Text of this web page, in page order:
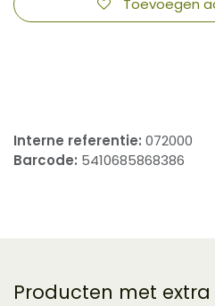
Toevoegen
Interne referentie: 072000
Barcode: 5410685868386
Producten met